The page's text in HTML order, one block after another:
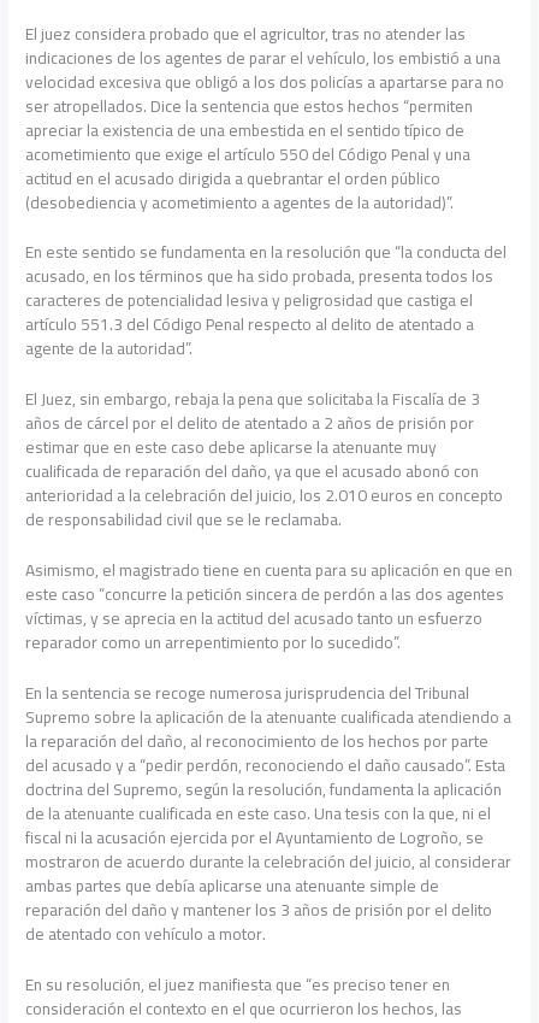
El juez considera probado que el agricultor, tras no atender las
indicaciones de los agentes de parar el vehículo, los embistió a una
velocidad excesiva que obligó a los dos policías a apartarse para no
ser atropellados. Dice la sentencia que estos hechos “permiten
apreciar la existencia de una embestida en el sentido típico de
acometimiento que exige el artículo 550 del Código Penal y una
actitud en el acusado dirigida a quebrantar el orden público
(desobediencia y acometimiento a agentes de la autoridad)”.
En este sentido se fundamenta en la resolución que “la conducta del
acusado, en los términos que ha sido probada, presenta todos los
caracteres de potencialidad lesiva y peligrosidad que castiga el
artículo 551.3 del Código Penal respecto al delito de atentado a
agente de la autoridad”.
El Juez, sin embargo, rebaja la pena que solicitaba la Fiscalía de 3
años de cárcel por el delito de atentado a 2 años de prisión por
estimar que en este caso debe aplicarse la atenuante muy
cualificada de reparación del daño, ya que el acusado abonó con
anterioridad a la celebración del juicio, los 2.010 euros en concepto
de responsabilidad civil que se le reclamaba.
Asimismo, el magistrado tiene en cuenta para su aplicación en que en
este caso “concurre la petición sincera de perdón a las dos agentes
víctimas, y se aprecia en la actitud del acusado tanto un esfuerzo
reparador como un arrepentimiento por lo sucedido”.
En la sentencia se recoge numerosa jurisprudencia del Tribunal
Supremo sobre la aplicación de la atenuante cualificada atendiendo a
la reparación del daño, al reconocimiento de los hechos por parte
del acusado y a “pedir perdón, reconociendo el daño causado”. Esta
doctrina del Supremo, según la resolución, fundamenta la aplicación
de la atenuante cualificada en este caso. Una tesis con la que, ni el
fiscal ni la acusación ejercida por el Ayuntamiento de Logroño, se
mostraron de acuerdo durante la celebración del juicio, al considerar
ambas partes que debía aplicarse una atenuante simple de
reparación del daño y mantener los 3 años de prisión por el delito
de atentado con vehículo a motor.
En su resolución, el juez manifiesta que “es preciso tener en
consideración el contexto en el que ocurrieron los hechos, las